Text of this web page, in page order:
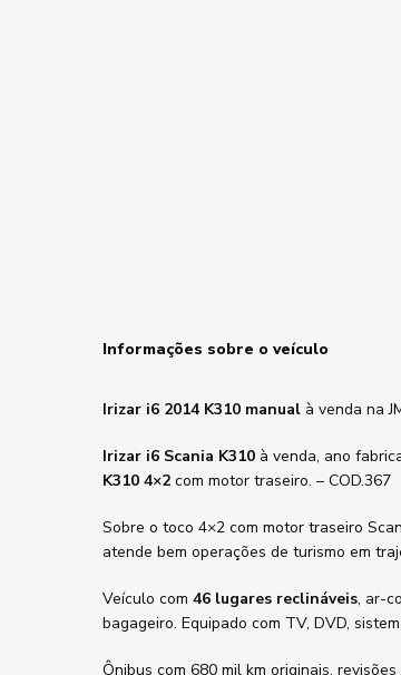
Informações sobre o veículo
Irizar i6 2014 K310 manual à venda na
Irizar i6 Scania K310 à venda, ano
K310 4×2 com motor traseiro. – COD.367
Sobre o toco 4×2 com motor traseiro
atende bem operações de turismo em
Veículo com 46 lugares reclináveis, ar-
bagageiro. Equipado com TV, DVD,
Ônibus com 680 mil km originais,